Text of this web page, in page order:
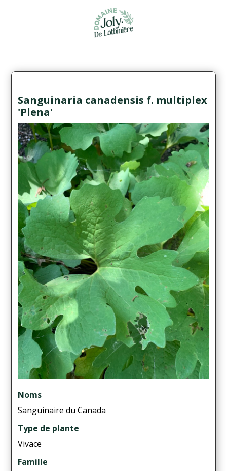
Sanguinaria canadensis f. multiplex
'Plena'
Noms
Sanguinaire du Canada
Type de plante
Vivace
Famille